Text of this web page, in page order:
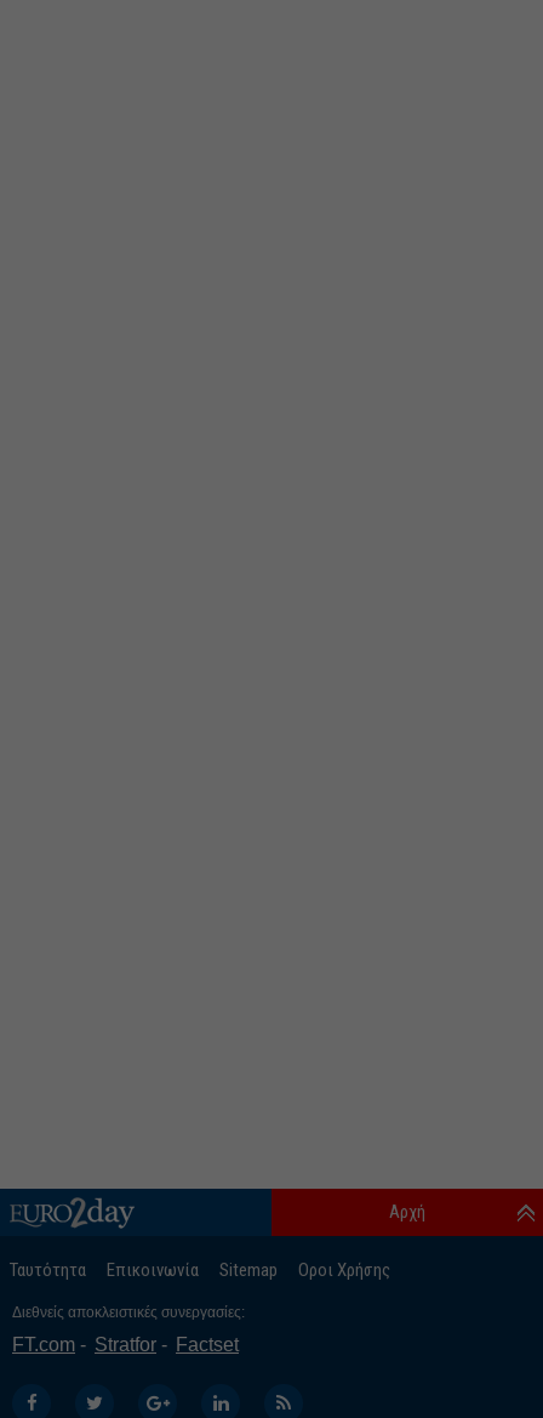
Ταυτότητα Επικοινωνία Sitemap Οροι Χρήσης
Αρχή
Διεθνείς αποκλειστικές συνεργασίες:
FT.com Stratfor Factset